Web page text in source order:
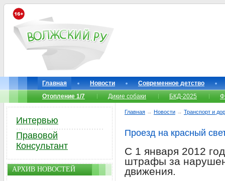
Главная Новости
Современное детство
Отопление 1/7
Дикие собаки БКД-2025
Главная → Новости → Транспорт и
Проезд на красный
С 1 января 2012
штрафы за
движения.
Интервью
Правовой
Консультант
АРХИВ НОВОСТЕЙ